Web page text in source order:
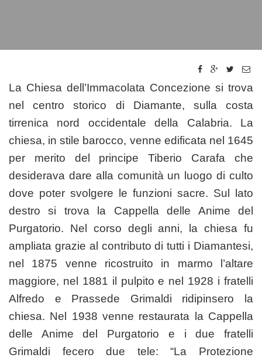
La Chiesa dell’Immacolata Concezione si trova
nel centro storico di Diamante, sulla costa
tirrenica nord occidentale della Calabria. La
chiesa, in stile barocco, venne edificata nel 1645
per merito del principe Tiberio Carafa che
desiderava dare alla comunità un luogo di culto
dove poter svolgere le funzioni sacre. Sul lato
destro si trova la Cappella delle Anime del
Purgatorio. Nel corso degli anni, la chiesa fu
ampliata grazie al contributo di tutti i Diamantesi,
nel 1875 venne ricostruito in marmo l’altare
maggiore, nel 1881 il pulpito e nel 1928 i fratelli
Alfredo e Prassede Grimaldi ridipinsero la
chiesa. Nel 1938 venne restaurata la Cappella
delle Anime del Purgatorio e i due fratelli
Grimaldi fecero due tele: “La Protezione